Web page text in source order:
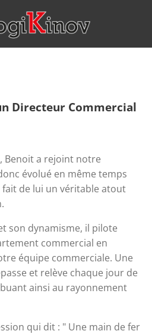
Directeur Commercial
Benoit a rejoint notre
évolué en même temps
fait de lui un véritable atout
son dynamisme, il pilote
commercial en
équipe commerciale. Une
et relève chaque jour de
ainsi au rayonnement
qui dit : " Une main de fer